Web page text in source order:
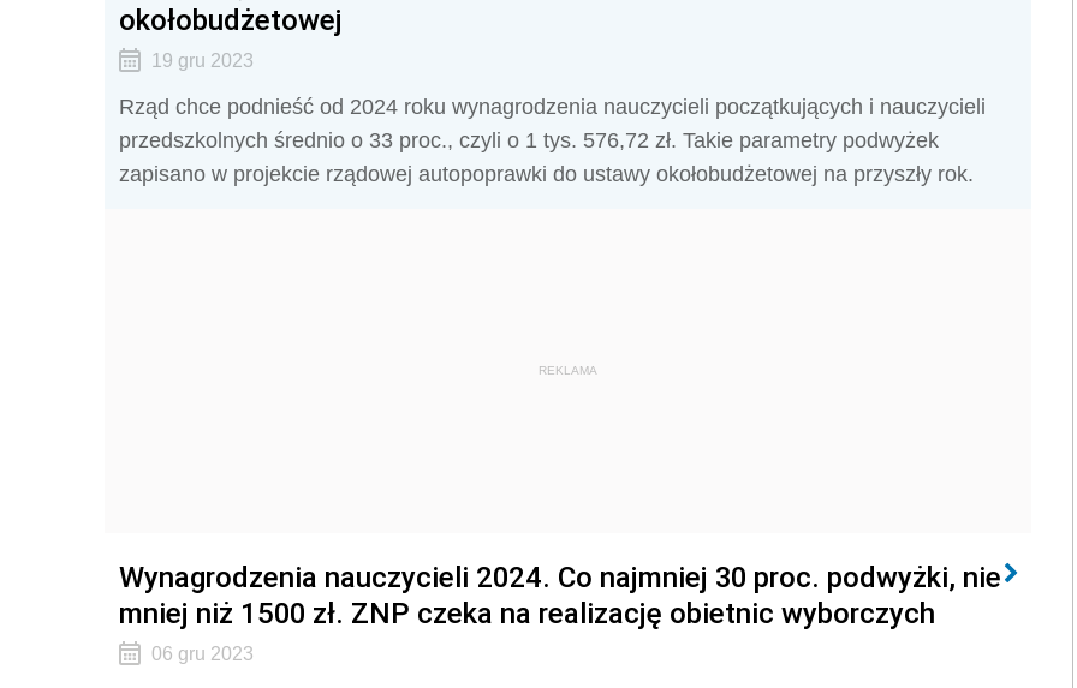
okołobudżetowej
19 gru 2023
Rząd chce podnieść od 2024 roku wynagrodzenia nauczycieli początkujących i nauczycieli
przedszkolnych średnio o 33 proc., czyli o 1 tys. 576,72 zł. Takie parametry podwyżek
zapisano w projekcie rządowej autopoprawki do ustawy okołobudżetowej na przyszły rok.
REKLAMA
Wynagrodzenia nauczycieli 2024. Co najmniej 30 proc. podwyżki, nie
mniej niż 1500 zł. ZNP czeka na realizację obietnic wyborczych
06 gru 2023